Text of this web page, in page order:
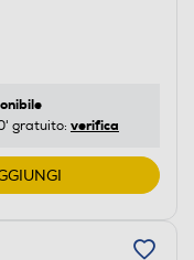
gratuito: verifica